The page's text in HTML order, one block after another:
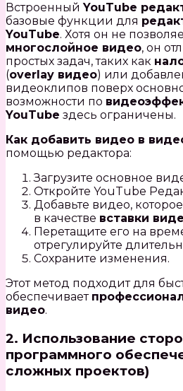
ВстроенныйYouTube
базовые функции для
YouTube. Хотя он не
многослойное видео, он
простых задач, таких как
(overlay видео) или
видеоклипов поверх
возможности по
YouTube здесь ограничены.
Как добавить видео в
помощью редактора:
Загрузите основное
Откройте YouTube
Добавьте видео,
в качестве вставки
Перетащите его на
отрегулируйте
Сохраните изменения.
Этот метод подходит для
обеспечивает
видео.
2. Использование
программного
сложных проектов)